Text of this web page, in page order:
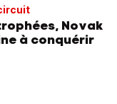
Novak
à conquérir